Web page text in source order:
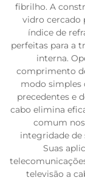
fibrilho. A
vidro cercado
índice de
perfeitas para a
interna.
comprimento
modo simples
precedentes e
cabo elimina
comum
integridade de
Suas
televisão a